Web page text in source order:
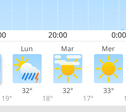
Lun Mar Mer
19°
32°
18°
32°
17°
33°